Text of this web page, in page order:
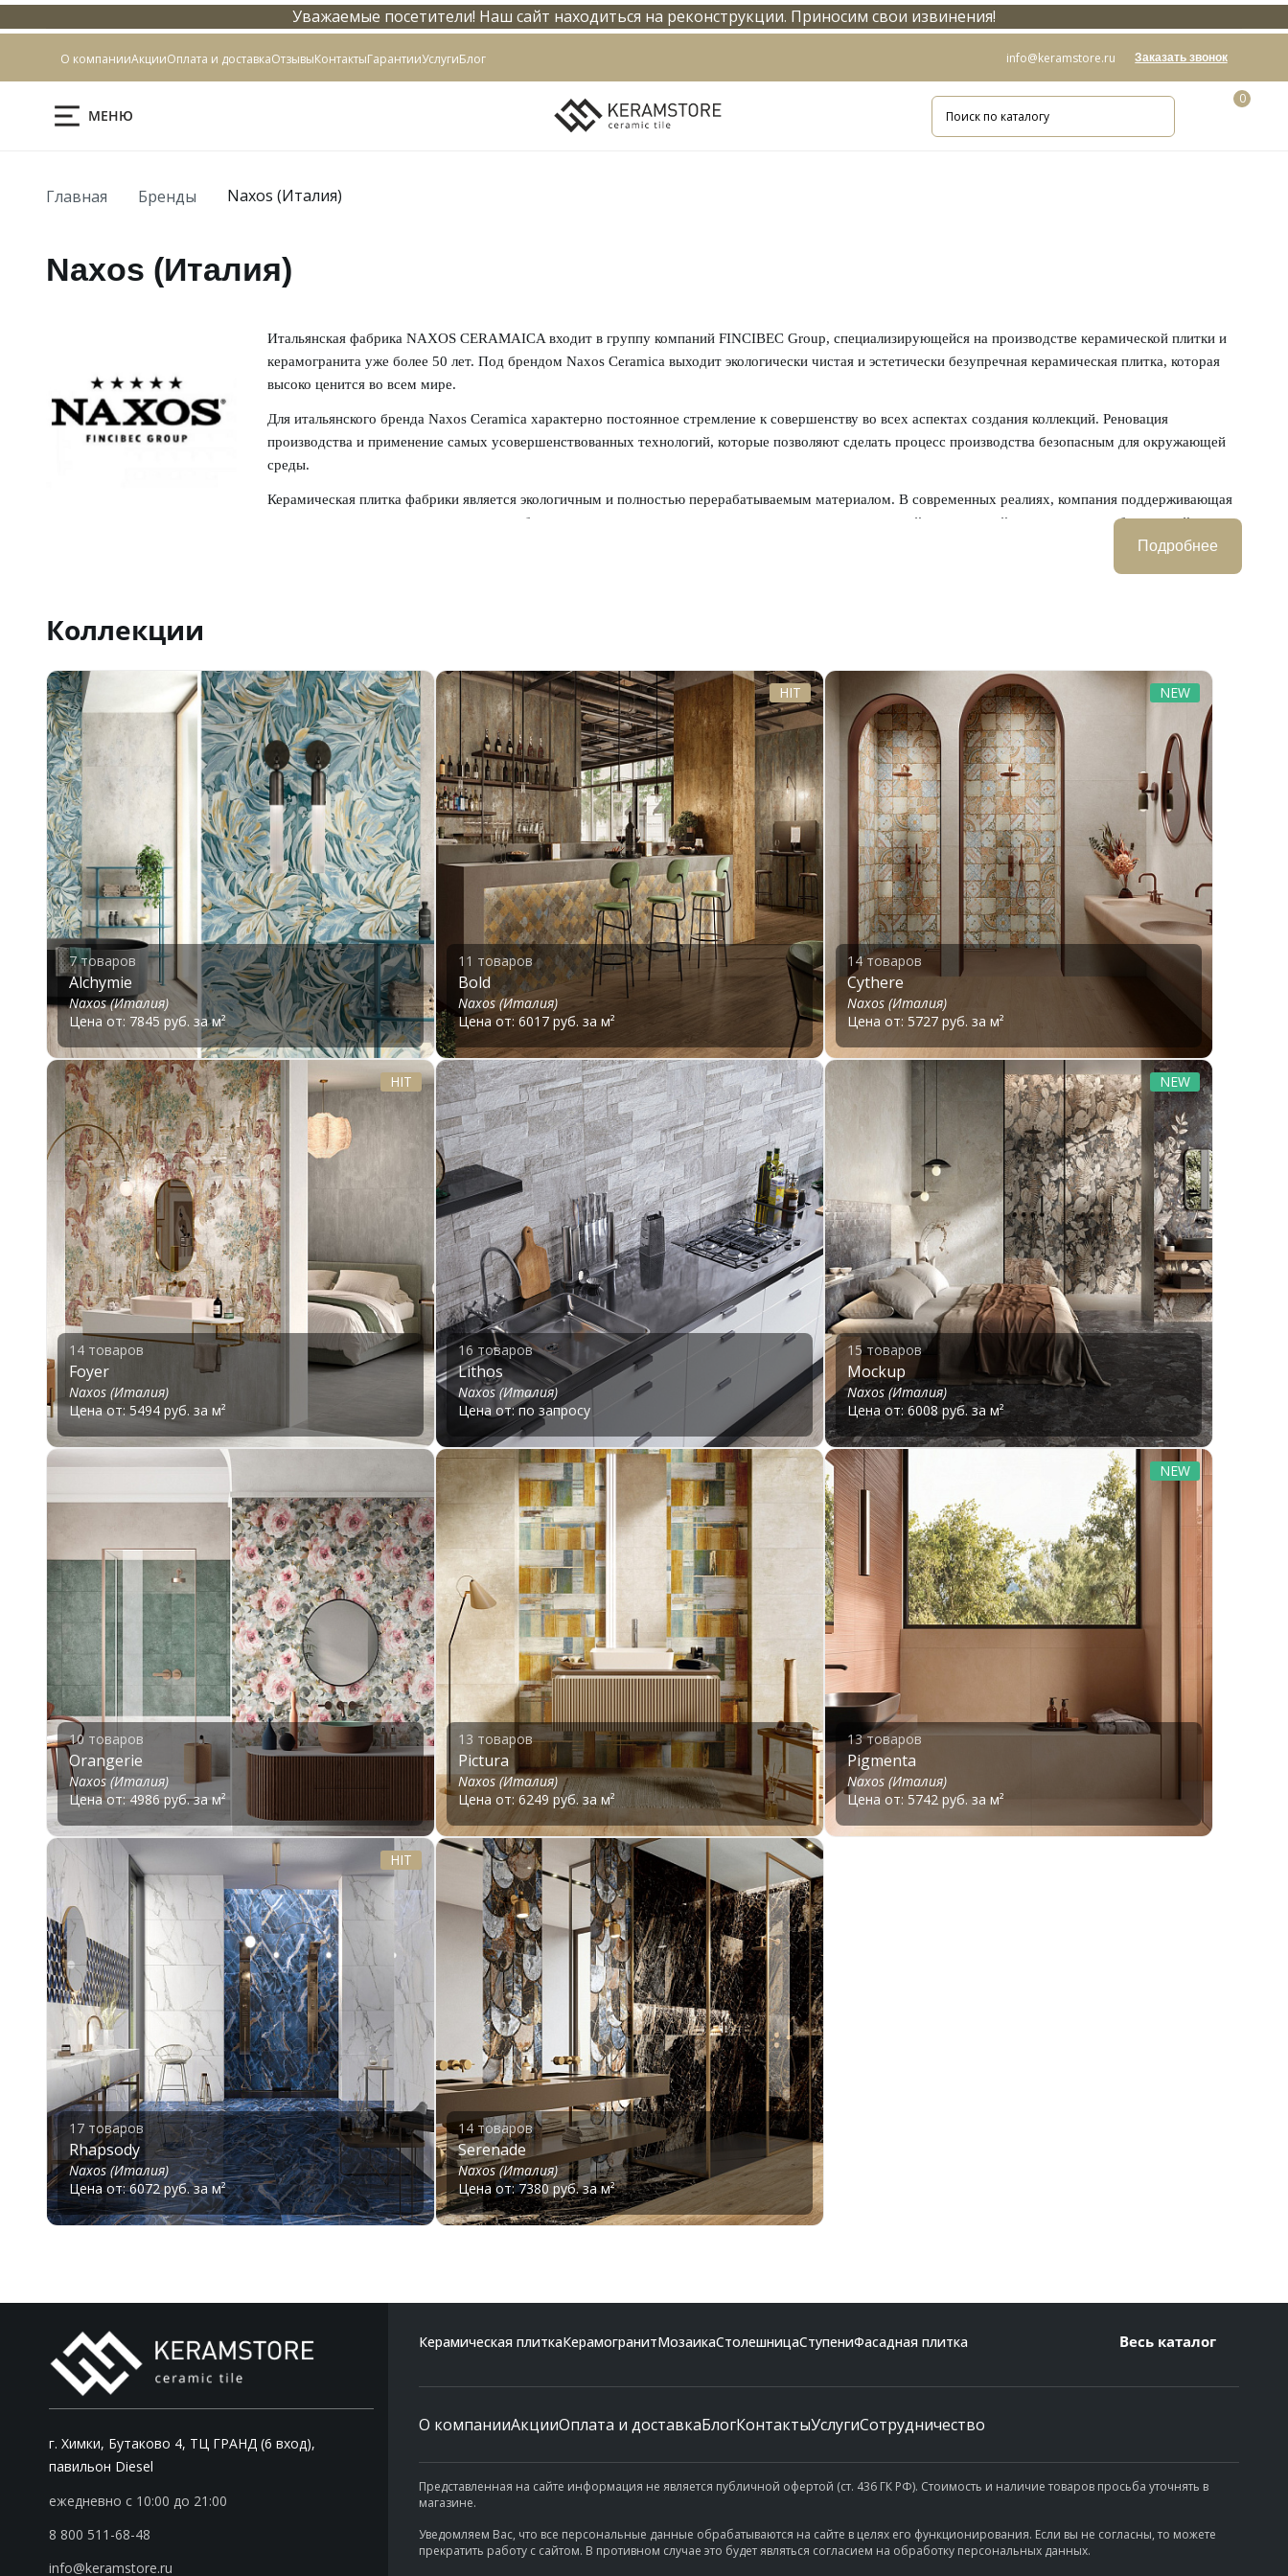
Контакты info@keramstore.ru
Уважаемые посетители! Наш сайт находиться на реконструкции. Приносим свои извинения!
О компанииАкцииОплата и доставкаОтзывыКонтактыГарантииУслугиБлог info@keramstore.ru Заказать звонок
МЕНЮ
0
Главная Бренды Naxos (Италия)
Naxos (Италия)
Итальянская фабрика NAXOS CERAMAICA входит в группу компаний FINCIBEC Group, специализирующейся на производстве керамической плитки и
керамогранита уже более 50 лет. Под брендом Naxos Ceramica выходит экологически чистая и эстетически безупречная керамическая плитка, которая
высоко ценится во всем мире.
Для итальянского бренда Naxos Ceramica характерно постоянное стремление к совершенству во всех аспектах создания коллекций. Реновация
производства и применение самых усовершенствованных технологий, которые позволяют сделать процесс производства безопасным для окружающей
среды.
Керамическая плитка фабрики является экологичным и полностью перерабатываемым материалом. В современных реалиях, компания поддерживающая
идею осознанного производства и потребления, старается сделать свою продукцию не только стильной и эстетичной, но и полностью безопасной для
Naxos Cermica делают продукцию бренда уникальной и в то же время универсальной для оформления эклектичных дизайн-проектов.
Вся палитра актуальных для современного дизайна материалов доступна в коллекциях плитки этого итальянского бренда.
Благодаря своему высокому качеству и стильному разнообразному визуальному оформлению керамика от Naxos идеально подходит для оформления
интерьеров в самых разных стилевых направлениях. Продукция бренда традиционно используется для жилых интерьеров, для дизайна коммерческой
недвижимости, а также для проектов общественных пространств.
Приобрести продукцию фабрики Вы можете в магазине KERAMSTORE.RU. Уточнить подробную информацию по наличию, цене и получить
консультацию по материалам можно в наших магазинах и по телефону 8 (495) 134-66-55.
Подробнее
Коллекции
7 товаров
Alchymie
Naxos (Италия)
Цена от: 7845 руб. за м²
HIT
11 товаров
Bold
Naxos (Италия)
Цена от: 6017 руб. за м²
NEW
14 товаров
Cythere
Naxos (Италия)
Цена от: 5727 руб. за м²
HIT
14 товаров
Foyer
Naxos (Италия)
Цена от: 5494 руб. за м²
16 товаров
Lithos
Naxos (Италия)
Цена от: по запросу
NEW
15 товаров
Mockup
Naxos (Италия)
Цена от: 6008 руб. за м²
10 товаров
Orangerie
Naxos (Италия)
Цена от: 4986 руб. за м²
13 товаров
Pictura
Naxos (Италия)
Цена от: 6249 руб. за м²
NEW
13 товаров
Pigmenta
Naxos (Италия)
Цена от: 5742 руб. за м²
HIT
17 товаров
Rhapsody
Naxos (Италия)
Цена от: 6072 руб. за м²
14 товаров
Serenade
Naxos (Италия)
Цена от: 7380 руб. за м²
г. Химки, Бутаково 4, ТЦ ГРАНД (6 вход),
павильон Diesel
ежедневно с 10:00 до 21:00
8 800 511-68-48
info@keramstore.ru
Керамическая плиткаКерамогранитМозаикаСтолешницаСтупениФасадная плитка Весь каталог
О компанииАкцииОплата и доставкаБлогКонтактыУслугиСотрудничество
Представленная на сайте информация не является публичной офертой (ст. 436 ГК РФ). Стоимость и наличие товаров просьба уточнять в
магазине.
Уведомляем Вас, что все персональные данные обрабатываются на сайте в целях его функционирования. Если вы не согласны, то можете
прекратить работу с сайтом. В противном случае это будет являться согласием на обработку персональных данных.